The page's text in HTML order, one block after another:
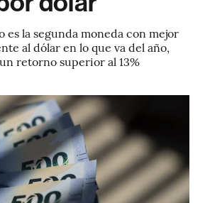
es la segunda moneda con mejor
al dólar en lo que va del año,
retorno superior al 13%